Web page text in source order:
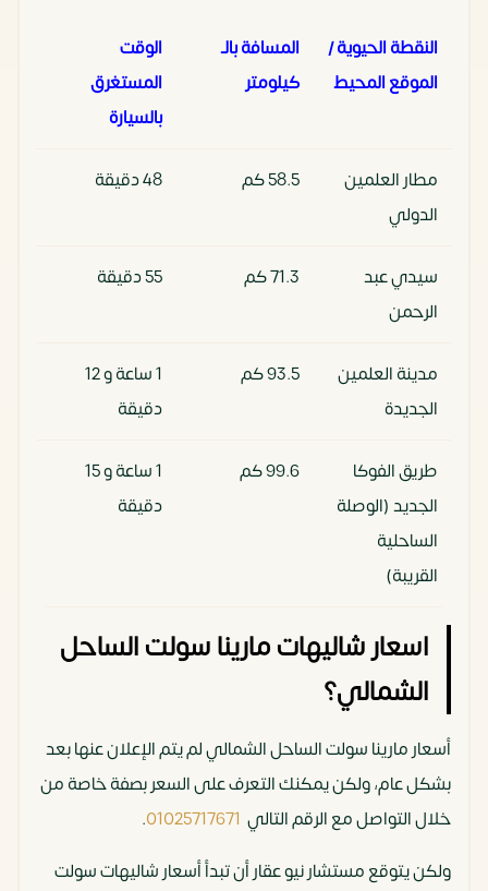
النقطة الحيوية /
الموقع المحيط
المسافة بالـ
كيلومتر
الوقت
المستغرق
بالسيارة
مطار العلمين
الدولي
58.5 كم 48 دقيقة
سيدي عبد
الرحمن
71.3 كم 55 دقيقة
مدينة العلمين
الجديدة
93.5 كم
1 ساعة و 12
دقيقة
طريق الفوكا
الجديد (الوصلة
الساحلية
القريبة)
99.6 كم
1 ساعة و 15
دقيقة
اسعار شاليهات مارينا سولت الساحل
الشمالي؟
أسعار مارينا سولت الساحل الشمالي لم يتم الإعلان عنها بعد
بشكل عام، ولكن يمكنك التعرف على السعر بصفة خاصة من
خلال التواصل مع الرقم التالي 01025717671
.
ولكن يتوقع مستشار نيو عقار أن تبدأ أسعار شاليهات سولت